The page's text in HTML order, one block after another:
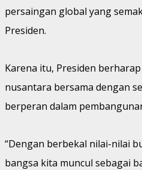
persaingan global yang
Presiden.
Karena itu, Presiden
nusantara bersama dengan
berperan dalam
“Dengan berbekal nilai-nilai
bangsa kita muncul sebagai